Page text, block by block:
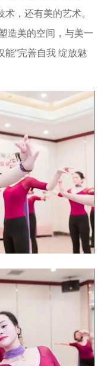
，还有美的艺术。
造美的空间，与美一
能“完善自我 绽放魅